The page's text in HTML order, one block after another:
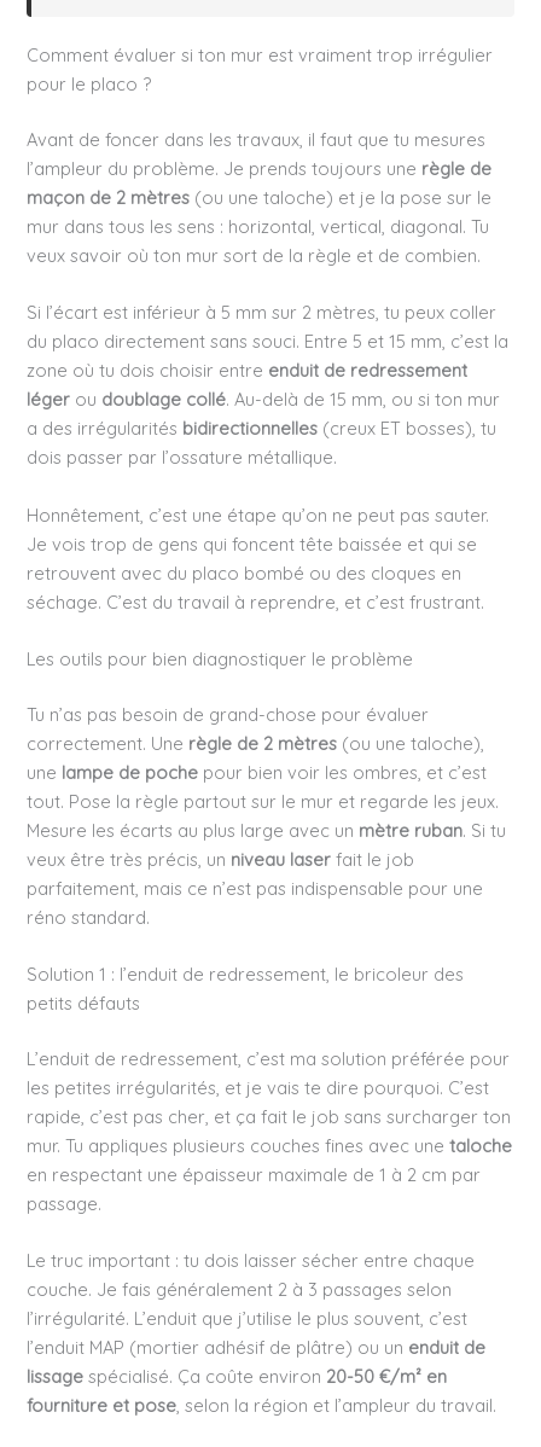
Comment évaluer si ton mur est vraiment trop irrégulier
pour le placo ?
Avant de foncer dans les travaux, il faut que tu mesures
l’ampleur du problème. Je prends toujours une règle de
maçon de 2 mètres (ou une taloche) et je la pose sur le
mur dans tous les sens : horizontal, vertical, diagonal. Tu
veux savoir où ton mur sort de la règle et de combien.
Si l’écart est inférieur à 5 mm sur 2 mètres, tu peux coller
du placo directement sans souci. Entre 5 et 15 mm, c’est la
zone où tu dois choisir entre enduit de redressement
léger ou doublage collé. Au-delà de 15 mm, ou si ton mur
a des irrégularités bidirectionnelles (creux ET bosses), tu
dois passer par l’ossature métallique.
Honnêtement, c’est une étape qu’on ne peut pas sauter.
Je vois trop de gens qui foncent tête baissée et qui se
retrouvent avec du placo bombé ou des cloques en
séchage. C’est du travail à reprendre, et c’est frustrant.
Les outils pour bien diagnostiquer le problème
Tu n’as pas besoin de grand-chose pour évaluer
correctement. Une règle de 2 mètres (ou une taloche),
une lampe de poche pour bien voir les ombres, et c’est
tout. Pose la règle partout sur le mur et regarde les jeux.
Mesure les écarts au plus large avec un mètre ruban. Si tu
veux être très précis, un niveau laser fait le job
parfaitement, mais ce n’est pas indispensable pour une
réno standard.
Solution 1 : l’enduit de redressement, le bricoleur des
petits défauts
L’enduit de redressement, c’est ma solution préférée pour
les petites irrégularités, et je vais te dire pourquoi. C’est
rapide, c’est pas cher, et ça fait le job sans surcharger ton
mur. Tu appliques plusieurs couches fines avec unetaloche
en respectant une épaisseur maximale de 1 à 2 cm par
passage.
Le truc important : tu dois laisser sécher entre chaque
couche. Je fais généralement 2 à 3 passages selon
l’irrégularité. L’enduit que j’utilise le plus souvent, c’est
l’enduit MAP (mortier adhésif de plâtre) ou un enduit de
lissage spécialisé. Ça coûte environ 20-50 €/m² en
fourniture et pose, selon la région et l’ampleur du travail.